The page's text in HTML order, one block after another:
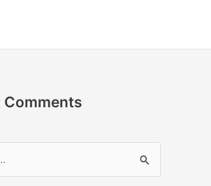
Comments